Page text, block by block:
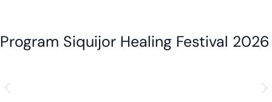
Program Siquijor Healing Festival 2026